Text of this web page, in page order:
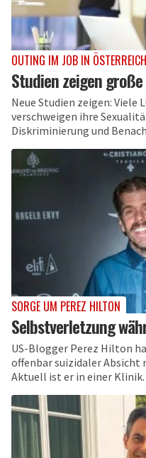
OUTING IM JOB IN ÖSTERREICH
Studien zeigen
Neue Studien zeigen: Viele
verschweigen ihre
Diskriminierung und
SORGE UM PEREZ HILTON
Selbstverletzung
US-Blogger Perez Hilton
offenbar suizidaler
Aktuell ist er in einer Klinik.